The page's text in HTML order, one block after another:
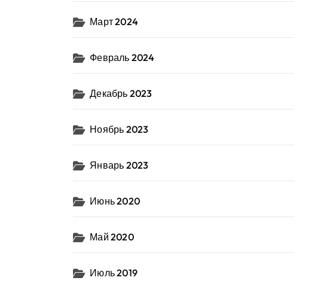
Март 2024
Февраль 2024
Декабрь 2023
Ноябрь 2023
Январь 2023
Июнь 2020
Май 2020
Июль 2019